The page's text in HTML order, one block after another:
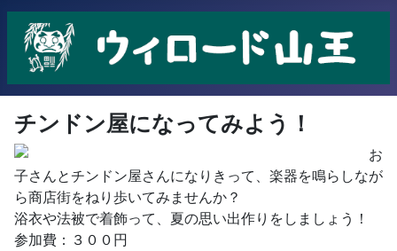
チンドン屋になってみよう！
お
子さんとチンドン屋さんになりきって、楽器を鳴らしなが
ら商店街をねり歩いてみませんか？
浴衣や法被で着飾って、夏の思い出作りをしましょう！
参加費：３００円